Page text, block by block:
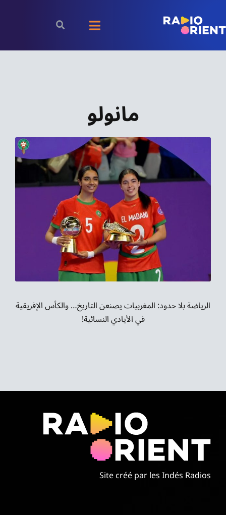
content
Toggle
رياضة
موسيقى الشرق
تواصل معنا
مانولو
الرياضة بلا حدود: المغربيات يصنعن التاريخ… والكأس الإفريقية
في الأيادي النسائية!
Site créé par les Indés Radios